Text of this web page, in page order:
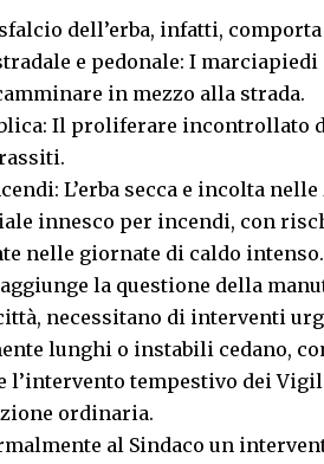
dell’erba, infatti,
e pedonale: I
in mezzo alla strada.
Il proliferare incontrollato
L’erba secca e incolta
innesco per incendi, con
nelle giornate di caldo intenso.
la questione della
necessitano di interventi
lunghi o instabili cedano,
l’intervento tempestivo dei
ordinaria.
al Sindaco un